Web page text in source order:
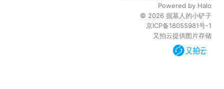
Powered by Halo
© 2026 掘墓人的小铲子
京ICP备18055981号-1
又拍云提供图片存储